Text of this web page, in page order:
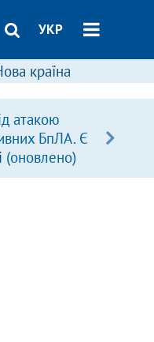
УКР
країна
атакою
БпЛА. Є
(оновлено)